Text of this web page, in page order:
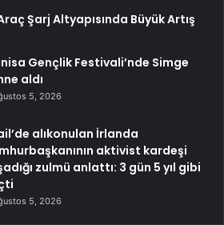
Şarj Altyapısında Büyük Artış
Gençlik Festivali’nde Simge
aldı
5, 2026
alıkonulan İrlanda
aktivist kardeşi
zulmü anlattı: 3 gün 5 yıl gibi
5, 2026